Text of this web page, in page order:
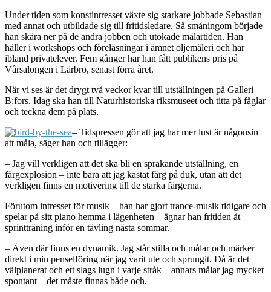
Under tiden som konstintresset växte sig starkare jobbade Sebastian
med annat och utbildade sig till fritidsledare. Så småningom började
han skära ner på de andra jobben och utökade målartiden. Han
håller i workshops och föreläsningar i ämnet oljemåleri och har
ibland privatelever. Fem gånger har han fått publikens pris på
Vårsalongen i Lärbro, senast förra året.
När vi ses är det drygt två veckor kvar till utställningen på Galleri
B:fors. Idag ska han till Naturhistoriska riksmuseet och titta på fåglar
och teckna dem på plats.
– Tidspressen gör att jag har mer lust är någonsin
att måla, säger han och tillägger:
– Jag vill verkligen att det ska bli en sprakande utställning, en
färgexplosion – inte bara att jag kastat färg på duk, utan att det
verkligen finns en motivering till de starka färgerna.
Förutom intresset för musik – han har gjort trance-musik tidigare och
spelar på sitt piano hemma i lägenheten – ägnar han fritiden åt
sprintträning inför en tävling nästa sommar.
– Även där finns en dynamik. Jag står stilla och målar och märker
direkt i min penselföring när jag varit ute och sprungit. Då är det
välplanerat och ett slags lugn i varje stråk – annars målar jag mycket
spontant – det måste finnas både och.